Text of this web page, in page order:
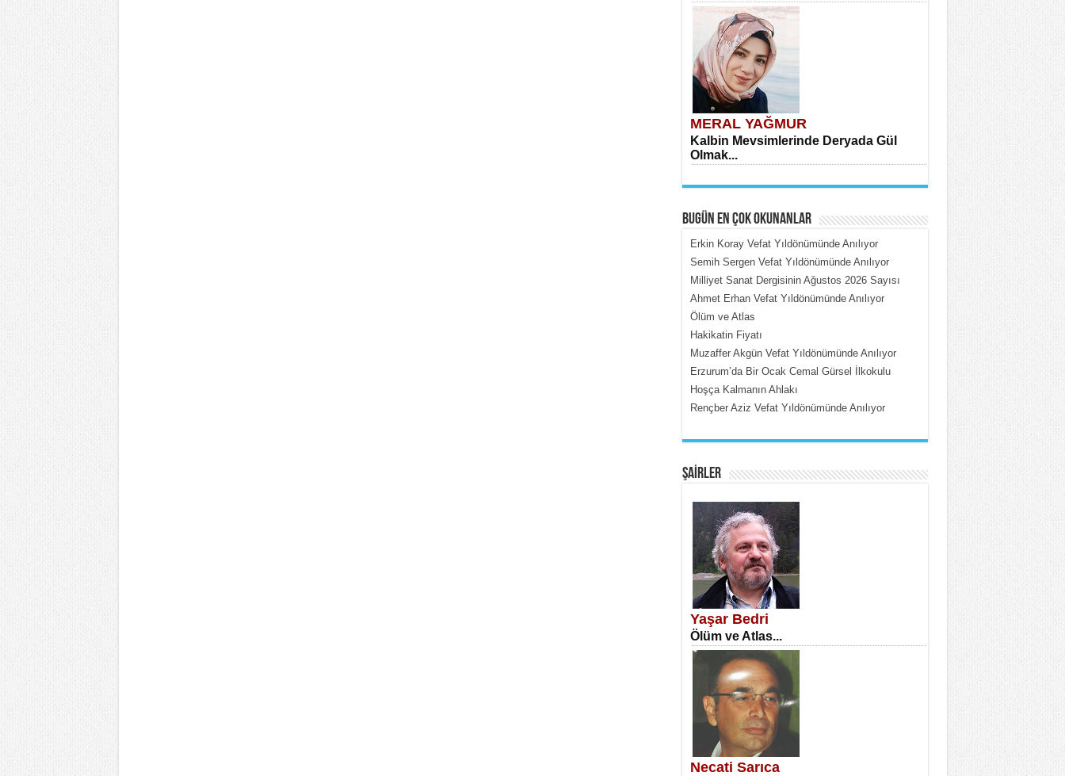
MERAL YAĞMUR
Kalbin Mevsimlerinde Deryada Gül
Olmak...
MEHMET ÇOBAN
İçerdeki Put Dışardaki Maskeler...
SATILMIŞ ÜMİT ÇETİNKAYA
Erkenlik...
NECLA DİLEK ARSLAN
Öğretmenler Günü Mahkemesi...
BUGÜN EN ÇOK OKUNANLAR
Erkin Koray Vefat Yıldönümünde Anılıyor
Semih Sergen Vefat Yıldönümünde Anılıyor
Milliyet Sanat Dergisinin Ağustos 2026 Sayısı
Ahmet Erhan Vefat Yıldönümünde Anılıyor
Ölüm ve Atlas
Hakikatin Fiyatı
Muzaffer Akgün Vefat Yıldönümünde Anılıyor
Erzurum’da Bir Ocak Cemal Gürsel İlkokulu
Hoşça Kalmanın Ahlakı
Rençber Aziz Vefat Yıldönümünde Anılıyor
ŞAİRLER
Yaşar Bedri
Ölüm ve Atlas...
Necati Sarıca